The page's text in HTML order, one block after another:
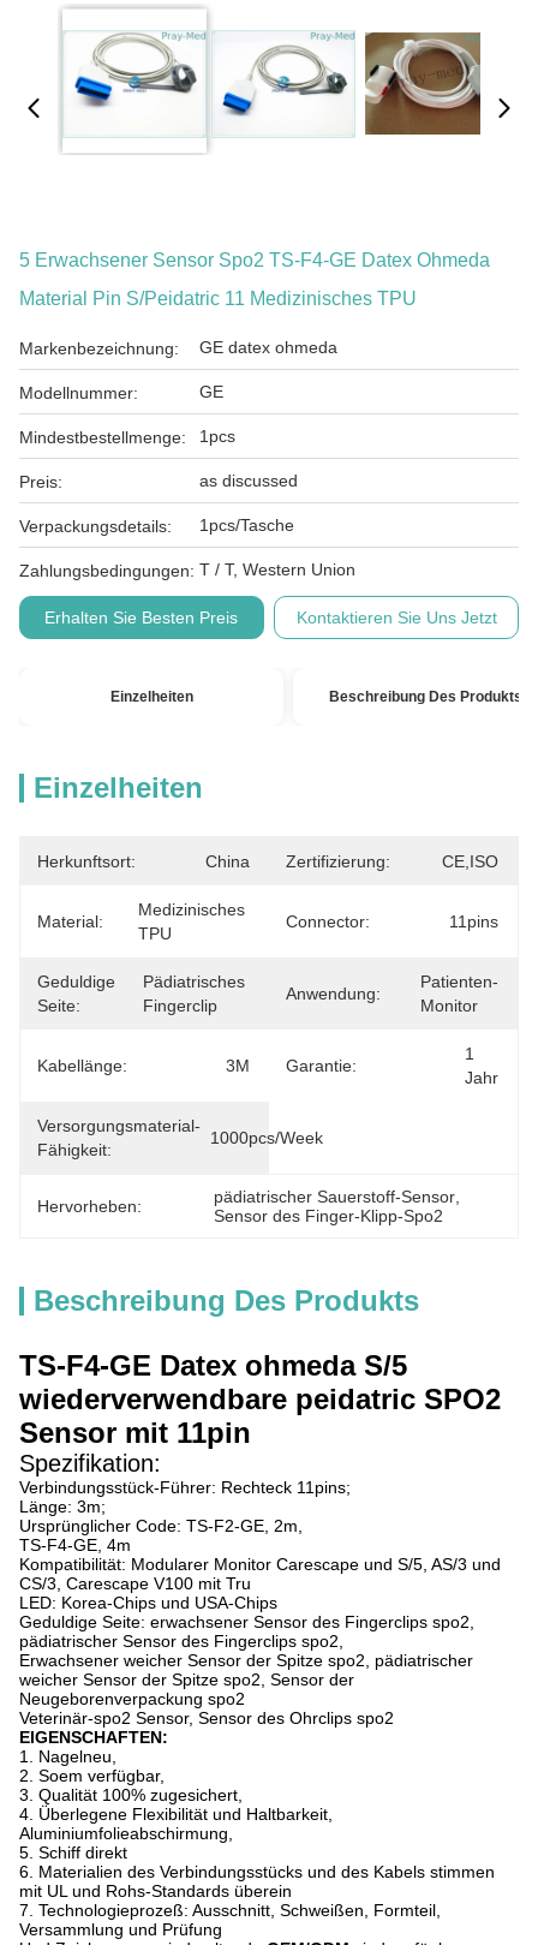
5 Erwachsener Sensor Spo2 TS-F4-GE Datex Ohmeda
Material Pin S/Peidatric 11 Medizinisches TPU
Markenbezeichnung: GE datex ohmeda
Modellnummer: GE
Mindestbestellmenge: 1pcs
Preis: as discussed
Verpackungsdetails: 1pcs/Tasche
Zahlungsbedingungen: T / T, Western Union
Erhalten Sie Besten Preis Kontaktieren Sie Uns Jetzt
Einzelheiten Beschreibung Des Produkts
Einzelheiten
Herkunftsort: China Zertifizierung: CE,ISO
Material:
Medizinisches
TPU
Connector: 11pins
Geduldige
Seite:
Pädiatrisches
Fingerclip
Anwendung:
Patienten-
Monitor
Kabellänge: 3M Garantie:
1
Jahr
Versorgungsmaterial-
Fähigkeit:
1000pcs/week
Hervorheben: pädiatrischer Sauerstoff-Sensor
Sensor des Finger-Klipp-Spo2
Beschreibung Des Produkts
TS-F4-GE Datex ohmeda S/5
wiederverwendbare peidatric SPO2
Sensor mit 11pin
Spezifikation:
Verbindungsstück-Führer: Rechteck 11pins;
Länge: 3m;
Ursprünglicher Code: TS-F2-GE, 2m,
TS-F4-GE, 4m
Kompatibilität: Modularer Monitor Carescape und S/5, AS/3 und
CS/3, Carescape V100 mit Tru
LED: Korea-Chips und USA-Chips
Geduldige Seite: erwachsener Sensor des Fingerclips spo2,
pädiatrischer Sensor des Fingerclips spo2,
Erwachsener weicher Sensor der Spitze spo2, pädiatrischer
weicher Sensor der Spitze spo2, Sensor der
Neugeborenverpackung spo2
Veterinär-spo2 Sensor, Sensor des Ohrclips spo2
EIGENSCHAFTEN:
1. Nagelneu,
2. Soem verfügbar,
3. Qualität 100% zugesichert,
4. Überlegene Flexibilität und Haltbarkeit,
Aluminiumfolieabschirmung,
5. Schiff direkt
6. Materialien des Verbindungsstücks und des Kabels stimmen
mit UL und Rohs-Standards überein
7. Technologieprozeß: Ausschnitt, Schweißen, Formteil,
Versammlung und Prüfung